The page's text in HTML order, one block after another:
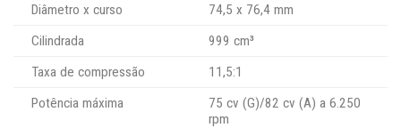
Diâmetro x curso
74,5 x 76,4 mm
Cilindrada
999 cm³
Taxa de compressão
11,5:1
Potência máxima
75 cv (G)/82 cv (A) a 6.250
rpm